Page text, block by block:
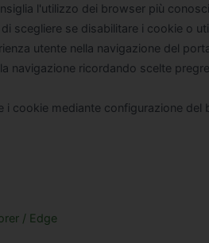
l'utilizzo dei browser più
scegliere se disabilitare i cookie o
utente nella navigazione del
navigazione ricordando scelte
i cookie mediante configurazione del
/ Edge